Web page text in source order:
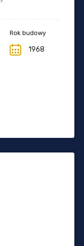
Rok budowy
1968